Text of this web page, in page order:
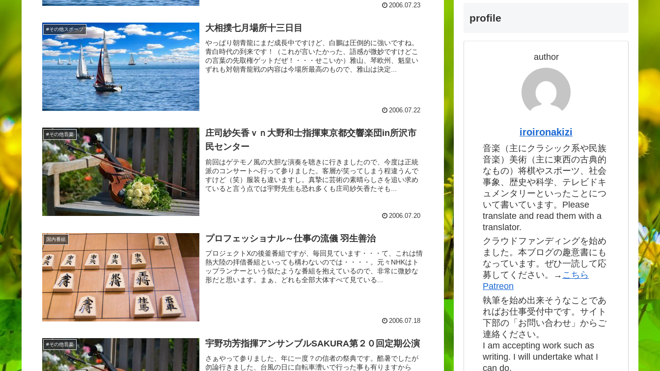
2006.07.23
#その他スポーツ 大相撲七月場所十三日目
やっぱり朝青龍にまだ成長中ですけど、白鵬は圧倒的に強いですね。
青白時代の到来です！（これが言いたかった、語感が微妙ですけどこ
の言葉の先取権ゲットだぜ！・・・せこいか）雅山、琴欧州、魁皇い
ずれも対朝青龍戦の内容は今場所最高のもので、雅山は決定...
2006.07.22
#その他音楽
庄司紗矢香ｖｎ大野和士指揮東京都交響楽団in所沢市
民センター
前回はゲテモノ風の大胆な演奏を聴きに行きましたので、今度は正統
派のコンサートへ行って参りました。客層が笑ってしまう程違うんで
すけど（笑）服装も違いますし。真摯に芸術の素晴らしさを追い求め
ていると言う点では宇野先生も恐れ多くも庄司紗矢香たそも...
2006.07.20
国内番組 プロフェッショナル～仕事の流儀 羽生善治
プロジェクトXの後釜番組ですが、毎回見ています・・・て、これは情
熱大陸の拝借番組といっても構わないのでは・・・・。元々NHKはト
ップランナーという似たような番組を抱えているので、非常に微妙な
形だと思います。まぁ、どれも全部大体すべて見ている...
2006.07.18
#その他音楽 宇野功芳指揮アンサンブルSAKURA第２０回定期公演
さぁやって参りました、年に一度？の信者の祭典です。酷暑でしたが
勿論行きました、台風の日に自転車漕いで行った事も有りますから
profile
author
iroironakizi
音楽（主にクラシック系や民族
音楽）美術（主に東西の古典的
なもの）将棋やスポーツ、社会
事象、歴史や科学、テレビドキ
ュメンタリーといったことにつ
いて書いています。Please
translate and read them with a
translator.
クラウドファンディングを始め
ました。本ブログの趣意書にも
なっています。ぜひ一読して応
募してください。→ こちら
Patreon
執筆を始め出来そうなことであ
ればお仕事受付中です。サイト
下部の「お問い合わせ」からご
連絡ください。
I am accepting work such as
writing. I will undertake what I
can do.